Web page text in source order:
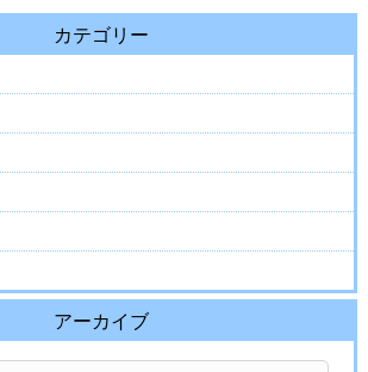
カテゴリー
アーカイブ